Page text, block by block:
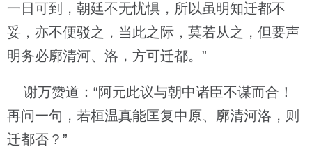
一日可到，朝廷不无忧惧，所以虽明知迁都不
妥，亦不便驳之，当此之际，莫若从之，但要声
明务必廓清河、洛，方可迁都。”
谢万赞道：“阿元此议与朝中诸臣不谋而合！
再问一句，若桓温真能匡复中原、廓清河洛，则
迁都否？”